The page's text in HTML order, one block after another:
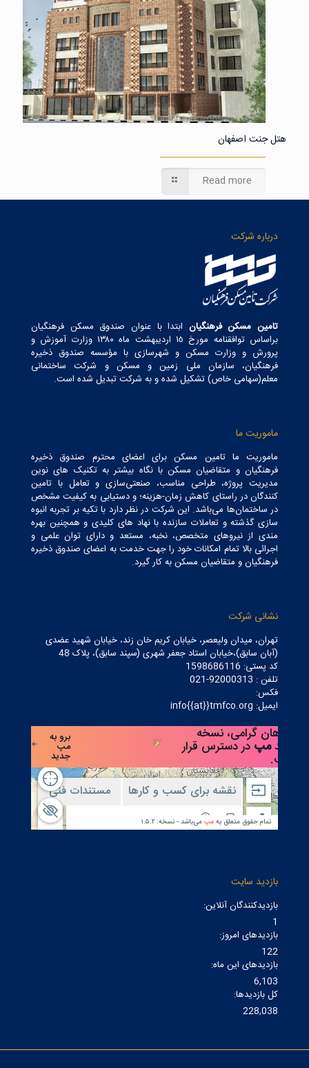
هتل جنت اصفهان
Read more
درباره شرکت
تامین مسکن فرهنگیان ابتدا با عنوان صندوق مسکن فرهنگیان
براساس توافقنامه مورخ ١٥ اردیبهشت ماه ١٣٨٠ وزارت آموزش و
پرورش و وزارت مسکن و شهرسازی با مؤسسه صندوق ذخیره
فرهنگیان، سازمان ملی زمین و مسکن و شرکت ساختمانی
معلم(سهامی خاص) تشکیل شده و به شرکت تبدیل شده است.
ماموریت ما
ماموریت ما تامین مسکن برای اعضای محترم صندوق ذخیره
فرهنگیان و متقاضیان مسکن با نگاه بیشتر به تکنیک های نوین
مدیریت پروژه، طراحی مناسب، صنعتی‌سازی و تعامل با تامین
کنندگان در راستای کاهش زمان-هزینه؛ و دستیابی به کیفیت مشخص
در ساختمان‌ها می‌باشد. این شرکت در نظر دارد با تکیه بر تجربه انبوه
سازی گذشته و تعاملات سازنده با نهاد های کلیدی و همچنین بهره
مندی از نیروهای متخصص، نخبه، مستعد و دارای توان علمی و
اجرائی بالا تمام امکانات خود را جهت خدمت به اعضای صندوق ذخیره
فرهنگیان و متقاضیان مسکن به کار گیرد.
نشانی شرکت
تهران، میدان ولیعصر، خیابان کریم خان زند، خیابان شهید عضدی
(آبان سابق)،خیابان استاد جعفر شهری (سپند سابق)، پلاک 48
کد پستی: 1598686116
تلفن : 92000313-021
فکس:
ایمیل: info{{at}}tmfco.org
بازدید سایت
بازدیدکنندگان آنلاین:
1
بازدیدهای امروز:
122
بازدیدهای این ماه:
6,103
کل بازدیدها:
228,038